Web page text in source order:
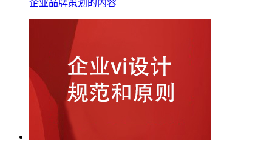
企业品牌策划的内容